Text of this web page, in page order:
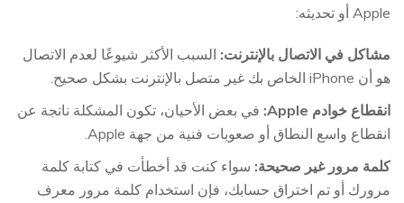
Apple أو تحديثه:
مشاكل في الاتصال بالإنترنت: السبب الأكثر شيوعًا لعدم الاتصال
هو أن iPhone الخاص بك غير متصل بالإنترنت بشكل صحيح.
انقطاع خوادم Apple:
في بعض الأحيان، تكون المشكلة ناتجة عن
انقطاع واسع النطاق أو صعوبات فنية من جهة Apple.
كلمة مرور غير صحيحة: سواء كنت قد أخطأت في كتابة كلمة
مرورك أو تم اختراق حسابك، فإن استخدام كلمة مرور معرف